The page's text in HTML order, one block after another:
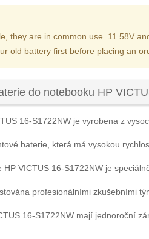
they are in common use. 11.58V
old battery first before placing an
do notebooku HP
16-S1722NW je vyrobena z
baterie, která má vysokou
HP VICTUS 16-S1722NW je
profesionálními zkušebními
16-S1722NW mají jednoroční